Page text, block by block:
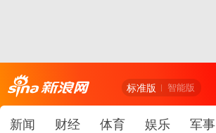
标准版 智能版
新闻 财经 体育 娱乐 军事